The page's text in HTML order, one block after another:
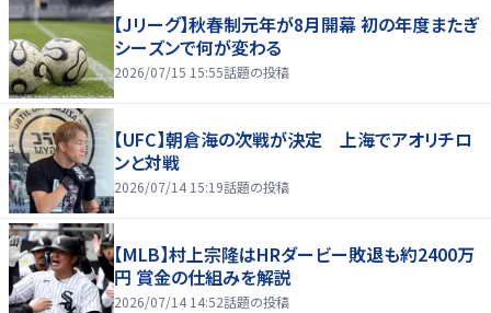
【Jリーグ】秋春制元年が8月開幕 初の年度またぎ
シーズンで何が変わる
2026/07/15 15:55話題の投稿
【UFC】朝倉海の次戦が決定 上海でアオリチロ
ンと対戦
2026/07/14 15:19話題の投稿
【MLB】村上宗隆はHRダービー敗退も約2400万
円 賞金の仕組みを解説
2026/07/14 14:52話題の投稿